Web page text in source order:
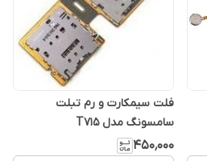
فلت سیمکارت و رم تبلت
سامسونگ مدل T715
۴۵۰٬۰۰۰